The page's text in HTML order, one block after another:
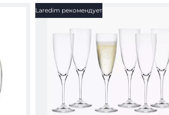
Laredim рекомендует